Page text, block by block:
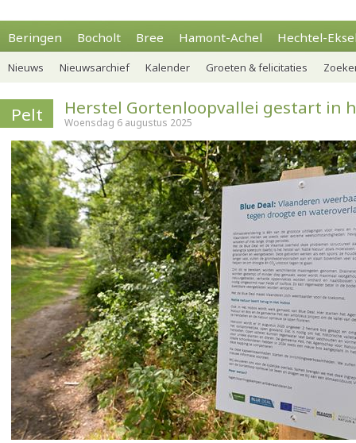
Beringen Bocholt Bree Hamont-Achel Hechtel-
Nieuws Nieuwsarchief Kalender Groeten & felicitaties
Pelt Herstel Gortenloopvallei gestart in
Woensdag 6 augustus 2025